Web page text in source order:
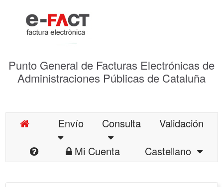
Punto General de Facturas Electrónicas de
Administraciones Públicas de Cataluña
Envío Consulta
Validación
Mi Cuenta
Castellano